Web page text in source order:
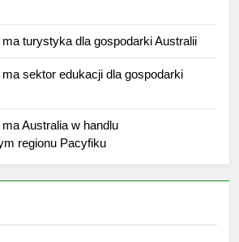
turystyka dla gospodarki Australii
sektor edukacji dla gospodarki
Australia w handlu
regionu Pacyfiku